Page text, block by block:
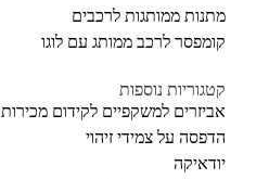
מתנות ממותגות לרכבים
קומפסר לרכב ממותג עם לוגו
קטגוריות נוספות
אביזרים למשקפיים לקידום מכירות
הדפסה על צמידי זיהוי
יודאיקה